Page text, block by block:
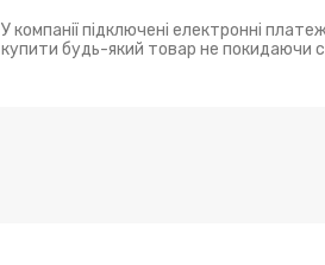
У компанії підключені електронні
купити будь-який товар не покидаючи